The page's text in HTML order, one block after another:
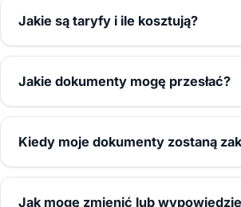
Jakie są taryfy i ile kosztują?
Jakie dokumenty mogę przesłać?
Kiedy moje dokumenty zostaną
Jak mogę zmienić lub